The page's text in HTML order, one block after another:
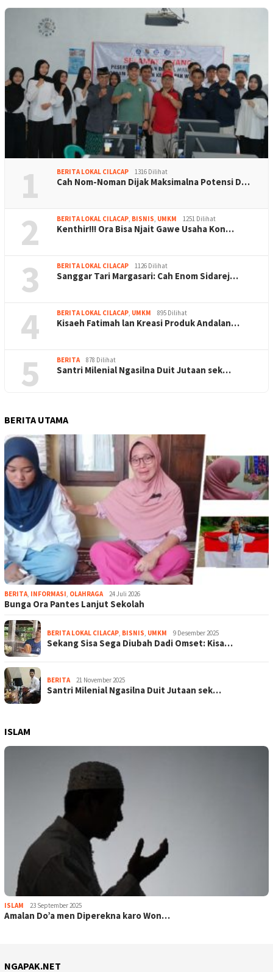
1 BERITA LOKAL CILACAP 1316 Dilihat
Cah Nom-Noman Dijak Maksimalna Potensi D…
2 BERITA LOKAL CILACAP BISNIS UMKM 1251 Dilihat
Kenthir!!! Ora Bisa Njait Gawe Usaha Kon…
3 BERITA LOKAL CILACAP 1126 Dilihat
Sanggar Tari Margasari: Cah Enom Sidarej…
4 BERITA LOKAL CILACAP UMKM 895 Dilihat
Kisaeh Fatimah lan Kreasi Produk Andalan…
5 BERITA 878 Dilihat
Santri Milenial Ngasilna Duit Jutaan sek…
BERITA UTAMA
BERITA INFORMASI OLAHRAGA 24 Juli 2026
Bunga Ora Pantes Lanjut Sekolah
BERITA LOKAL CILACAP BISNIS UMKM 9 Desember 2025
Sekang Sisa Sega Diubah Dadi Omset: Kisa…
BERITA 21 November 2025
Santri Milenial Ngasilna Duit Jutaan sek…
ISLAM
ISLAM 23 September 2025
Amalan Do’a men Diperekna karo Won…
NGAPAK.NET